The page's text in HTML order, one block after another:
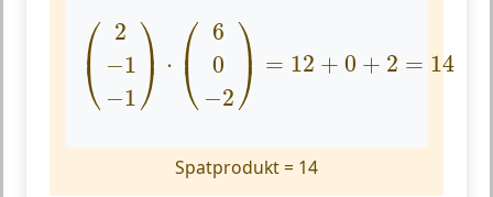
⎛
⎜
⎝
2
−1
−1
⎞
⎟
⎠ ⋅ ⎛
⎜
⎝
6
0
−2
⎞
⎟
⎠ = 12 + 0 + 2 = 14
( 2− 1) (6 0
Spatprodukt = 14